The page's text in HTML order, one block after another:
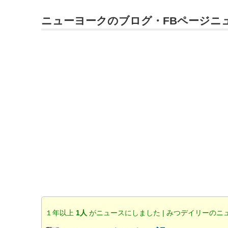
ニューヨークのブログ・FBページニ
１年以上 1人がニュースにしました | みつデイリーのニ